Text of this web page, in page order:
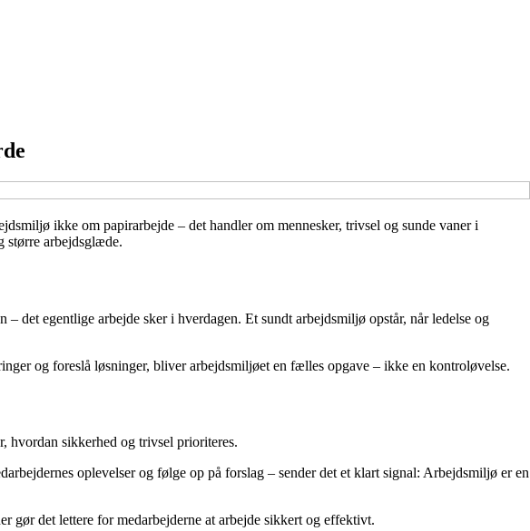
ikke om papirarbejde – det handler om mennesker, trivsel og sunde vaner i
større arbejdsglæde.
det egentlige arbejde sker i hverdagen. Et sundt arbejdsmiljø opstår, når ledelse og
og foreslå løsninger, bliver arbejdsmiljøet en fælles opgave – ikke en kontroløvelse.
hvordan sikkerhed og trivsel prioriteres.
oplevelser og følge op på forslag – sender det et klart signal: Arbejdsmiljø er en
gør det lettere for medarbejderne at arbejde sikkert og effektivt.